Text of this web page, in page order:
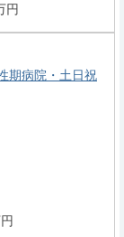
円
期病院・土日祝